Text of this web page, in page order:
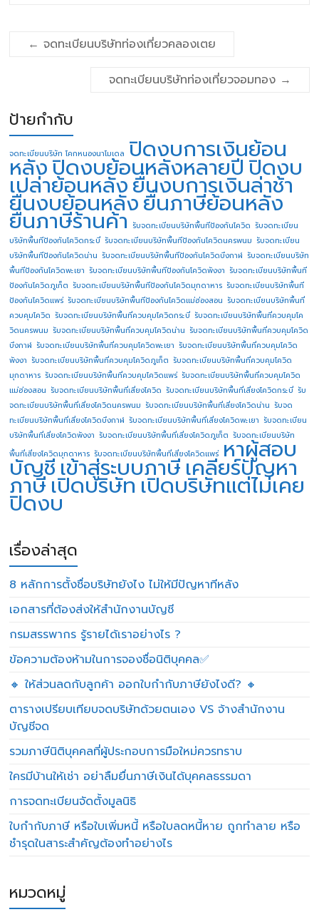
← จดทะเบียนบริษัทท่องเที่ยวคลองเตย
จดทะเบียนบริษัทท่องเที่ยวจอมทอง →
ป้ายกำกับ
จดทะเบียนบริษัท โคกหนองนาโมเดล ปิดงบการเงินย้อน
หลังปิดงบย้อนหลังหลายปี ปิดงบ
เปล่าย้อนหลังยื่นงบการเงินล่าช้า
ยื่นงบย้อนหลังยื่นภาษีย้อนหลัง
ยื่นภาษีร้านค้า รับจดทะเบียนบริษัทพื้นทีป้องกันโควิด รับจดทะเบียน
บริษัทพื้นทีป้องกันโควิดกระบี่ รับจดทะเบียนบริษัทพื้นทีป้องกันโควิดนครพนม รับจดทะเบียน
บริษัทพื้นทีป้องกันโควิดน่าน รับจดทะเบียนบริษัทพื้นทีป้องกันโควิดบึงกาฬ รับจดทะเบียนบริษัท
พื้นทีป้องกันโควิดพะเยา รับจดทะเบียนบริษัทพื้นทีป้องกันโควิดพังงา รับจดทะเบียนบริษัทพื้นที
ป้องกันโควิดภูเก็ต รับจดทะเบียนบริษัทพื้นทีป้องกันโควิดมุกดาหาร รับจดทะเบียนบริษัทพื้นที
ป้องกันโควิดแพร่ รับจดทะเบียนบริษัทพื้นทีป้องกันโควิดแม่ฮ่องสอน รับจดทะเบียนบริษัทพื้นที่
ควบคุมโควิด รับจดทะเบียนบริษัทพื้นที่ควบคุมโควิดกระบี่ รับจดทะเบียนบริษัทพื้นที่ควบคุมโค
วิดนครพนม รับจดทะเบียนบริษัทพื้นที่ควบคุมโควิดน่าน รับจดทะเบียนบริษัทพื้นที่ควบคุมโควิด
บึงกาฬ รับจดทะเบียนบริษัทพื้นที่ควบคุมโควิดพะเยา รับจดทะเบียนบริษัทพื้นที่ควบคุมโควิด
พังงา รับจดทะเบียนบริษัทพื้นที่ควบคุมโควิดภูเก็ต รับจดทะเบียนบริษัทพื้นที่ควบคุมโควิด
มุกดาหาร รับจดทะเบียนบริษัทพื้นที่ควบคุมโควิดแพร่ รับจดทะเบียนบริษัทพื้นที่ควบคุมโควิด
แม่ฮ่องสอน รับจดทะเบียนบริษัทพื้นที่เสี่ยงโควิด รับจดทะเบียนบริษัทพื้นที่เสี่ยงโควิดกระบี่ รับ
จดทะเบียนบริษัทพื้นที่เสี่ยงโควิดนครพนม รับจดทะเบียนบริษัทพื้นที่เสี่ยงโควิดน่าน รับจด
ทะเบียนบริษัทพื้นที่เสี่ยงโควิดบึงกาฬ รับจดทะเบียนบริษัทพื้นที่เสี่ยงโควิดพะเยา รับจดทะเบียน
บริษัทพื้นที่เสี่ยงโควิดพังงา รับจดทะเบียนบริษัทพื้นที่เสี่ยงโควิดภูเก็ต รับจดทะเบียนบริษัท
พื้นที่เสี่ยงโควิดมุกดาหาร รับจดทะเบียนบริษัทพื้นที่เสี่ยงโควิดแพร่ หาผู้สอบ
บัญชี เข้าสู่ระบบภาษี เคลียร์ปัญหา
ภาษีเปิดบริษัทเปิดบริษัทแต่ไม่เคย
ปิดงบ
เรื่องล่าสุด
8 หลักการตั้งชื่อบริษัทยังไง ไม่ให้มีปัญหาทีหลัง
เอกสารที่ต้องส่งให้สำนักงานบัญชี
กรมสรรพากร รู้รายได้เราอย่างไร ?
ข้อความต้องห้ามในการจองชื่อนิติบุคคล✅
🔸 ให้ส่วนลดกับลูกค้า ออกใบกำกับภาษียังไงดี? 🔸
ตารางเปรียบเทียบจดบริษัทด้วยตนเอง VS จ้างสำนักงาน
บัญชีจด
รวมภาษีนิติบุคคลที่ผู้ประกอบการมือใหม่ควรทราบ
ใครมีบ้านให้เช่า อย่าลืมยื่นภาษีเงินได้บุคคลธรรมดา
การจดทะเบียนจัดตั้งมูลนิธิ
ใบกำกับภาษี หรือใบเพิ่มหนี้ หรือใบลดหนี้หาย ถูกทำลาย หรือ
ชำรุดในสาระสำคัญต้องทำอย่างไร
หมวดหมู่